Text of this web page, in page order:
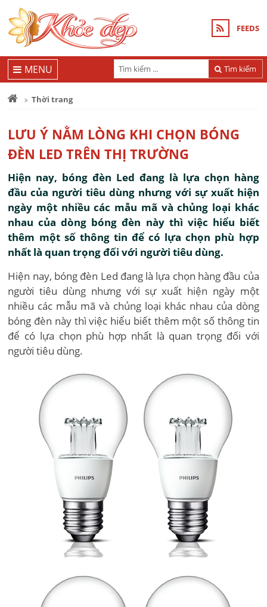
FEEDS
Tìm kiếm
MENU
Thời trang
LƯU Ý NẰM LÒNG KHI CHỌN BÓNG
ĐÈN LED TRÊN THỊ TRƯỜNG
Hiện nay, bóng đèn Led đang là lựa chọn hàng
đầu của người tiêu dùng nhưng với sự xuất hiện
ngày một nhiều các mẫu mã và chủng loại khác
nhau của dòng bóng đèn này thì việc hiểu biết
thêm một số thông tin để có lựa chọn phù hợp
nhất là quan trọng đối với người tiêu dùng.
Hiện nay, bóng đèn Led đang là lựa chọn hàng đầu của
người tiêu dùng nhưng với sự xuất hiện ngày một
nhiều các mẫu mã và chủng loại khác nhau của dòng
bóng đèn này thì việc hiểu biết thêm một số thông tin
để có lựa chọn phù hợp nhất là quan trọng đối với
người tiêu dùng.